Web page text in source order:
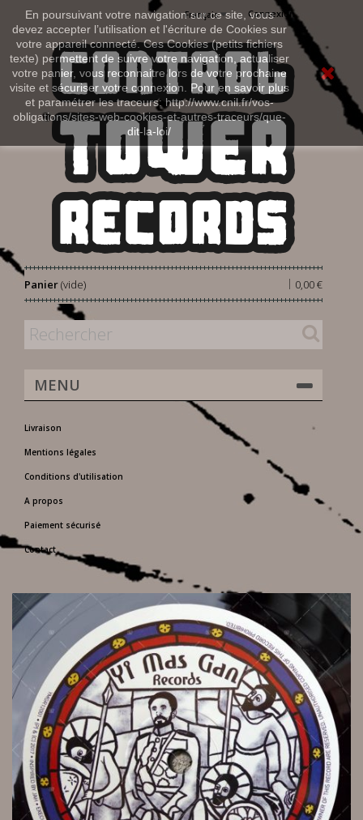
En poursuivant votre navigation sur ce site, vous
devez accepter l’utilisation et l'écriture de Cookies sur
votre appareil connecté. Ces Cookies (petits fichiers
texte) permettent de suivre votre navigation, actualiser
votre panier, vous reconnaitre lors de votre prochaine
visite et sécuriser votre connexion. Pour en savoir plus
et paramétrer les traceurs: http://www.cnil.fr/vos-
obligations/sites-web-cookies-et-autres-traceurs/que-
dit-la-loi/
Connexion
Français
Panier 0,00 €
|
(vide)
MENU
Livraison
Mentions légales
Conditions d'utilisation
A propos
Paiement sécurisé
Contact